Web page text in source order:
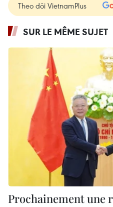
Theo dõi VietnamPlus
SUR LE MÊME SUJET
Prochainement une